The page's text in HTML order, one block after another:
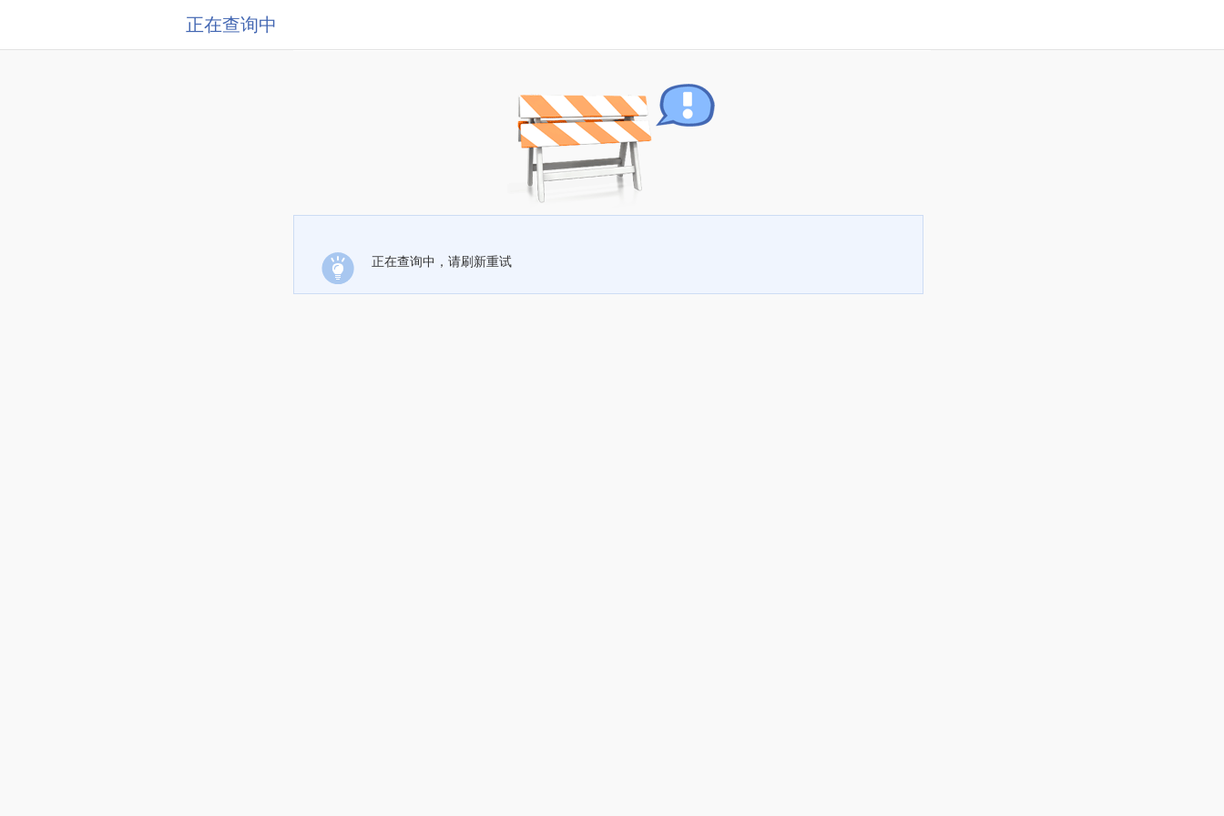
正在查询中
正在查询中，请刷新重试